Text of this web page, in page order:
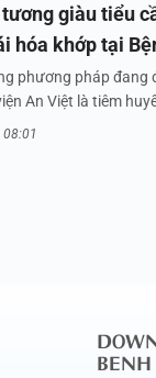
giàu tiểu
hóa khớp tại
phương pháp đang
An Việt là tiêm